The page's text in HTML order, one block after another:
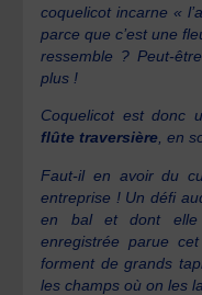
coquelicot incarne «
parce que c’est une
ressemble ? Peut-
plus !
Coquelicot est donc
flûte traversière, en
Faut-il en avoir du
entreprise ! Un défi
en bal et dont elle
enregistrée parue
forment de grands
les champs où on les